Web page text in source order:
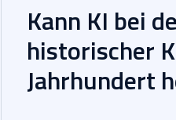
Kann KI bei
historischer
Jahrhundert